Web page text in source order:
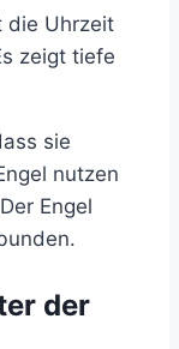
die Uhrzeit
zeigt tiefe
sie
nutzen
Engel
der